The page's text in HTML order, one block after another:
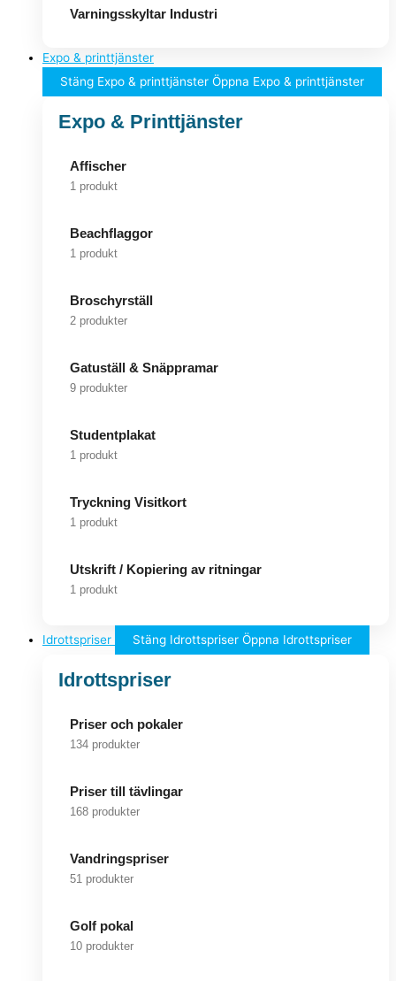
Varningsskyltar Industri
Expo & printtjänster
Stäng Expo & printtjänster Öppna Expo & printtjänster
Expo & Printtjänster
Affischer
1 produkt
Beachflaggor
1 produkt
Broschyrställ
2 produkter
Gatuställ & Snäppramar
9 produkter
Studentplakat
1 produkt
Tryckning Visitkort
1 produkt
Utskrift / Kopiering av ritningar
1 produkt
Idrottspriser Stäng Idrottspriser Öppna Idrottspriser
Idrottspriser
Priser och pokaler
134 produkter
Priser till tävlingar
168 produkter
Vandringspriser
51 produkter
Golf pokal
10 produkter